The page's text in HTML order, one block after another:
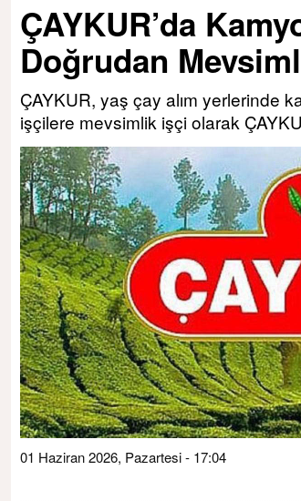
ÇAYKUR’da
Doğrudan
ÇAYKUR, yaş çay alım yerlerinde
işçilere mevsimlik işçi olarak
01 Haziran 2026, Pazartesi - 17:04